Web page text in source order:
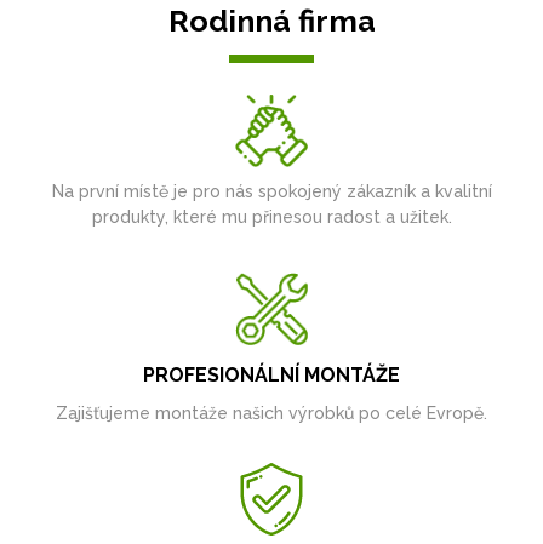
Rodinná firma
Na první místě je pro nás spokojený zákazník a kvalitní
produkty, které mu přinesou radost a užitek.
PROFESIONÁLNÍ MONTÁŽE
Zajišťujeme montáže našich výrobků po celé Evropě.